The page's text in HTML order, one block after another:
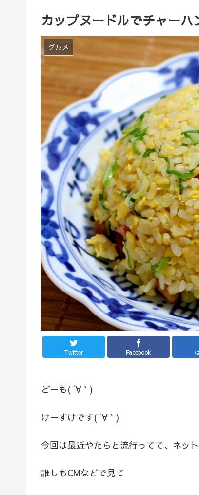
カップヌードルでチャー
グルメ
Twitter Facebook
どーも( ´∀｀)
けーすけです( ´∀｀)
今回は最近やたらと流行ってて、ネット
誰しもCMなどで見て